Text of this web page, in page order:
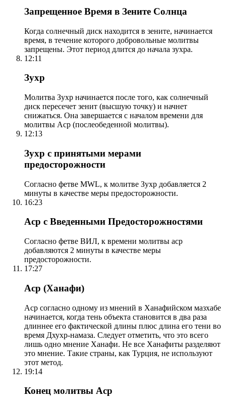
Запрещенное Время в Зените Солнца
Когда солнечный диск находится в зените, начинается
время, в течение которого добровольные молитвы
запрещены. Этот период длится до начала зухра.
12:11
Зухр
Молитва Зухр начинается после того, как солнечный
диск пересечет зенит (высшую точку) и начнет
снижаться. Она завершается с началом времени для
молитвы Аср (послеобеденной молитвы).
12:13
Зухр с принятыми мерами
предосторожности
Согласно фетве MWL, к молитве Зухр добавляется 2
минуты в качестве меры предосторожности.
16:23
Аср с Введенными Предосторожностями
Согласно фетве ВИЛ, к времени молитвы аср
добавляются 2 минуты в качестве меры
предосторожности.
17:27
Аср (Ханафи)
Аср согласно одному из мнений в Ханафийском мазхабе
начинается, когда тень объекта становится в два раза
длиннее его фактической длины плюс длина его тени во
время Дхухр-намаза. Следует отметить, что это всего
лишь одно мнение Ханафи. Не все Ханафиты разделяют
это мнение. Такие страны, как Турция, не используют
этот метод.
19:14
Конец молитвы Аср